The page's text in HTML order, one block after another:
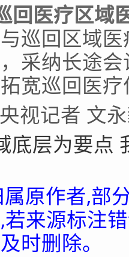
回医疗区域
巡回区域
采纳长途
宽巡回医
记者 文永
底层为要点
原作者,部
来源标注
时删除。